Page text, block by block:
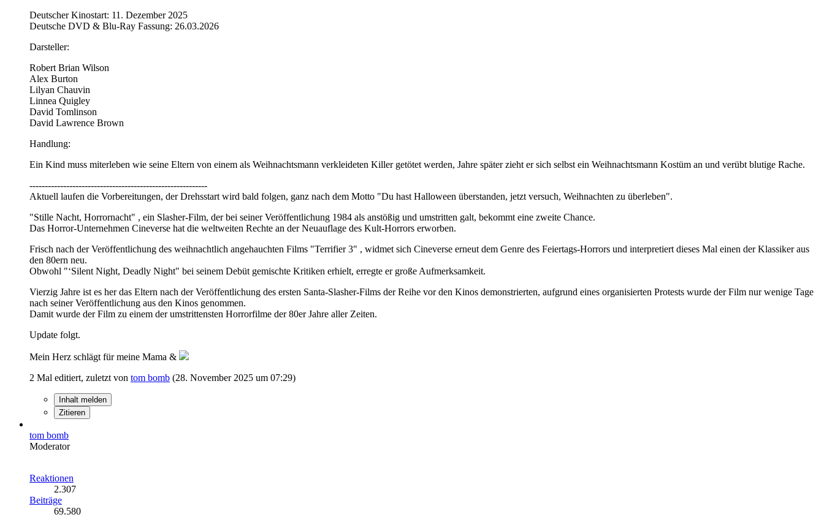
Deutscher Kinostart: 11. Dezember 2025
Deutsche DVD & Blu-Ray Fassung: 26.03.2026
Darsteller:
Robert Brian Wilson
Alex Burton
Lilyan Chauvin
Linnea Quigley
David Tomlinson
David Lawrence Brown
Handlung:
Ein Kind muss miterleben wie seine Eltern von einem als Weihnachtsmann verkleideten Killer getötet werden, Jahre später zieht er sich selbst ein Weihnachtsmann Kostüm an und verübt blutige Rache.
----------------------------------------------------------
Aktuell laufen die Vorbereitungen, der Drehsstart wird bald folgen, ganz nach dem Motto "Du hast Halloween überstanden, jetzt versuch, Weihnachten zu überleben".
"Stille Nacht, Horrornacht" , ein Slasher-Film, der bei seiner Veröffentlichung 1984 als anstößig und umstritten galt, bekommt eine zweite Chance.
Das Horror-Unternehmen Cineverse hat die weltweiten Rechte an der Neuauflage des Kult-Horrors erworben.
Frisch nach der Veröffentlichung des weihnachtlich angehauchten Films "Terrifier 3" , widmet sich Cineverse erneut dem Genre des Feiertags-Horrors und interpretiert dieses Mal einen der Klassiker aus
den 80ern neu.
Obwohl "‘Silent Night, Deadly Night" bei seinem Debüt gemischte Kritiken erhielt, erregte er große Aufmerksamkeit.
Vierzig Jahre ist es her das Eltern nach der Veröffentlichung des ersten Santa-Slasher-Films der Reihe vor den Kinos demonstrierten, aufgrund eines organisierten Protests wurde der Film nur wenige Tage
nach seiner Veröffentlichung aus den Kinos genommen.
Damit wurde der Film zu einem der umstrittensten Horrorfilme der 80er Jahre aller Zeiten.
Update folgt.
Mein Herz schlägt für meine Mama &
2 Mal editiert, zuletzt von tom bomb (28. November 2025 um 07:29)
Inhalt melden
Zitieren
tom bomb
Moderator
Reaktionen
2.307
Beiträge
69.580